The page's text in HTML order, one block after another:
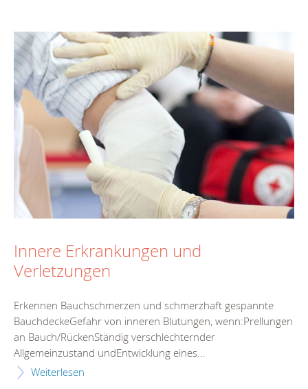
Innere Erkrankungen und
Verletzungen
Erkennen Bauchschmerzen und schmerzhaft gespannte
BauchdeckeGefahr von inneren Blutungen, wenn:Prellungen
an Bauch/RückenStändig verschlechternder
Allgemeinzustand undEntwicklung eines...
Weiterlesen